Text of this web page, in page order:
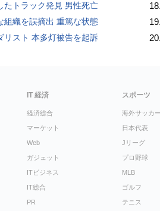
たトラック発見 男性死亡
組織を誤摘出 重篤な状態
リスト 本多灯被告を起訴
18.
19.
20.
IT 経済
経済総合
マーケット
Web
ガジェット
ITビジネス
IT総合
PR
スポーツ
海外サッカー
日本代表
Jリーグ
プロ野球
MLB
ゴルフ
テニス